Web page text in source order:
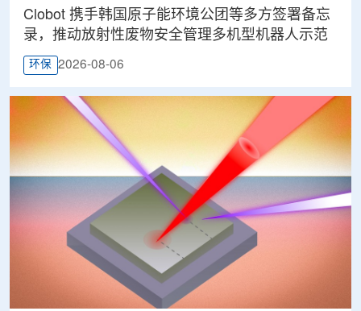
Clobot 携手韩国原子能环境公团等多方签署备忘
录，推动放射性废物安全管理多机型机器人示范
环保 2026-08-06